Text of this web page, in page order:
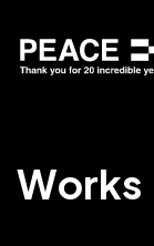
Works